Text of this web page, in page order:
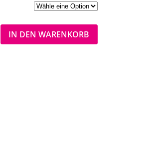
IN DEN WARENKORB